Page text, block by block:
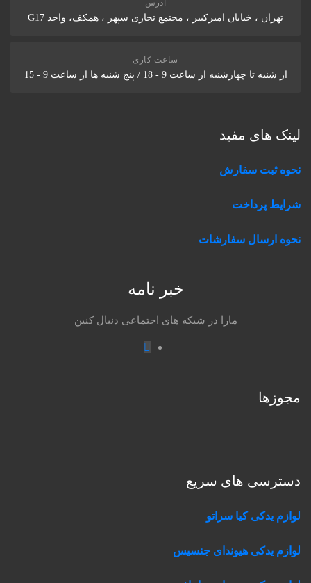
آدرس
تهران ، خیابان امیرکبیر ، مجتمع تجاری سپهر ، همکف، واحد G17
ساعت کاری
از شنبه تا چهارشنبه از ساعت 9 - 18 / پنج شنبه ها از ساعت 9 - 15
لینک های مفید
نحوه ثبت سفارش
شرایط پرداخت
نحوه ارسال سفارشات
خبر نامه
مارا در شبکه های اجتماعی دنبال کنین
Instagram
مجوزها
دسترسی های سریع
لوازم یدکی کیا سراتو
لوازم یدکی هیوندای جنسیس